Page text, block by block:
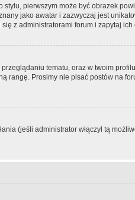
pierwszym może być obrazek
jako awatar i zazwyczaj jest
z administratorami forum i zapytaj ich
tematu, oraz w twoim
Prosimy nie pisać postów na
(jeśli administrator włączył tą